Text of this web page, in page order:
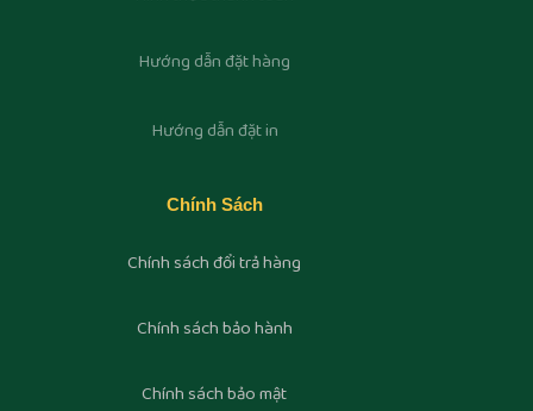
Hướng dẫn đặt hàng
Hướng dẫn đặt in
Chính Sách
Chính sách đổi trả hàng
Chính sách bảo hành
Chính sách bảo mật